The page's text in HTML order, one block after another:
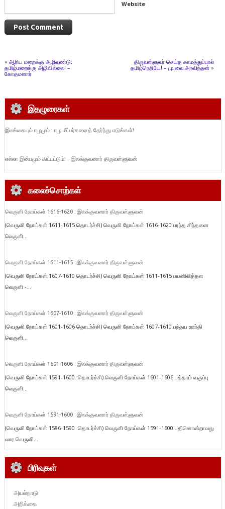
Website
« ஆரிய மறைக்கு அழிவுண்டு;
தமிழ்மறைக்கு அழிவில்லை! –
கோதமனார்
திருவள்ளுவர் செய்த காமத்துப்பால்
தமிழ்நெறியே! – மு.வை.அரவிந்தன் »
இதழுரைகள்
இலங்கையும் ஈழமும் : ஈழ மீட்பர்களைத் தேர்ந்து எடுங்கள்!
எல்லா இன்பமும் கிட்டட்டும்! – இலக்குவனார் திருவள்ளுவன்
கலைச்சொற்கள்
வெருளி நோய்கள் 1616-1620 : இலக்குவனார் திருவள்ளுவன்
(வெருளி நோய்கள் 1611-1615 தொடர்ச்சி) வெருளி நோய்கள் 1616-1620 பரந்த சிந்தனை
வெருளி...
வெருளி நோய்கள் 1611-1615 : இலக்குவனார் திருவள்ளுவன்
(வெருளி நோய்கள் 1607-1610 தொடர்ச்சி) வெருளி நோய்கள் 1611-1615 பயனிலித்தள
வெருளி -...
வெருளி நோய்கள் 1607-1610 : இலக்குவனார் திருவள்ளுவன்
(வெருளி நோய்கள் 1601-1606 தொடர்ச்சி) வெருளி நோய்கள் 1607-1610 பந்தய ஊர்தி
வெருளி...
வெருளி நோய்கள் 1601-1606 : இலக்குவனார் திருவள்ளுவன்
(வெருளி நோய்கள் 1591-1600 :தொடர்ச்சி) வெருளி நோய்கள் 1601-1606 பத்தாம் வகுப்பு
வெருளி...
வெருளி நோய்கள் 1591-1600 : இலக்குவனார் திருவள்ளுவன்
(வெருளி நோய்கள் 1586-1590 :தொடர்ச்சி) வெருளி நோய்கள் 1591-1600 பதினொன்றாவது
வார வெருளி...
பிரிவுகள்
அயல்நாடு
அறிக்கை